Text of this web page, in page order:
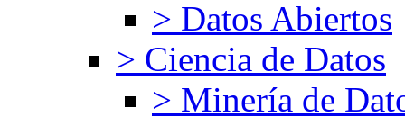
> Datos Abiertos
> Ciencia de Datos
> Minería de